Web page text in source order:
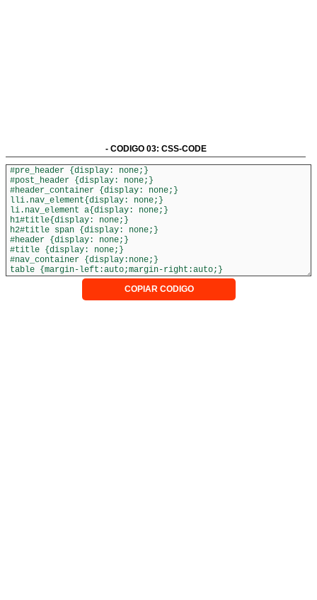
- CODIGO 03: CSS-CODE
COPIAR CODIGO